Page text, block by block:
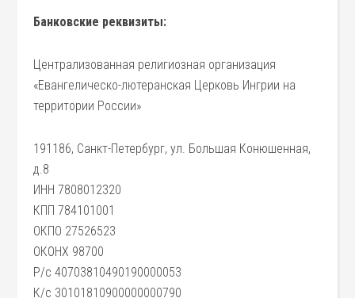
Банковские реквизиты:
Централизованная религиозная организация
«Евангелическо-лютеранская Церковь Ингрии на
территории России»
191186, Санкт-Петербург, ул. Большая Конюшенная,
д.8
ИНН 7808012320
КПП 784101001
ОКПО 27526523
ОКОНХ 98700
Р/с 40703810490190000053
К/с 30101810900000000790